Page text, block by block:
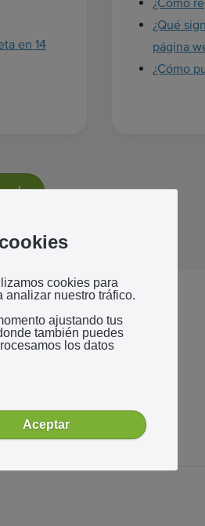
en 14
¿Qué
página
¿Cómo
cookies para
analizar nuestro tráfico.
ajustando tus
también puedes
los datos
Aceptar